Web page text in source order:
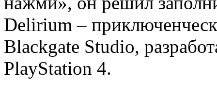
Delirium –
Blackgate Studio,
PlayStation 4.